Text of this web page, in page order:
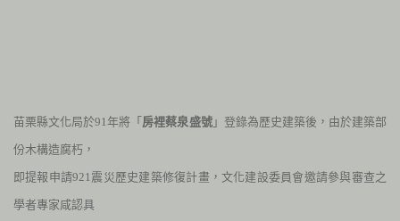
苗栗縣文化局於91年將「 房裡蔡泉盛號」登錄為歷史建築後，由於建築部
份木構造腐朽，
即提報申請921震災歷史建築修復計畫，文化建設委員會邀請參與審查之
學者專家咸認具